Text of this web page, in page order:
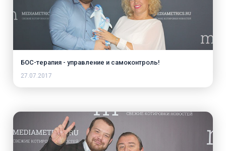
БОС-терапия - управление и самоконтроль!
27.07.2017